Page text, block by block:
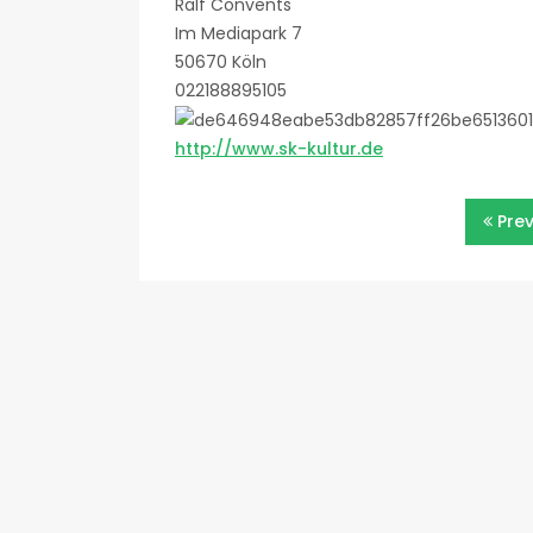
Ralf Convents
Im Mediapark 7
50670 Köln
022188895105
http://www.sk-kultur.de
Beitragsnavigation
Prev